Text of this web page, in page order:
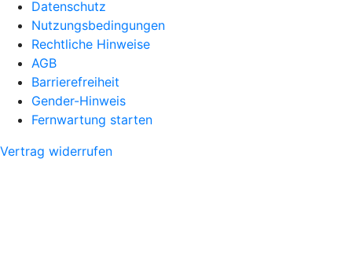
Datenschutz
Nutzungsbedingungen
Rechtliche Hinweise
AGB
Barrierefreiheit
Gender-Hinweis
Fernwartung starten
Vertrag widerrufen